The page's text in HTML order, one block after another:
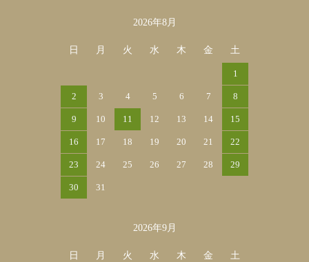
2026年8月
日 月 火 水 木 金 土
1
2 3 4 5 6 7 8
9 10 11 12 13 14 15
16 17 18 19 20 21 22
23 24 25 26 27 28 29
30 31
2026年9月
日 月 火 水 木 金 土